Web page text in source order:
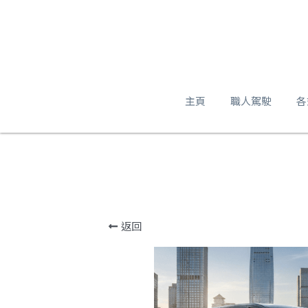
主頁 職人駕駛
返回